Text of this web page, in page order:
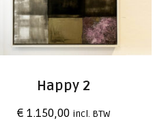
Happy 2
€ 1.150,00 incl. BTW